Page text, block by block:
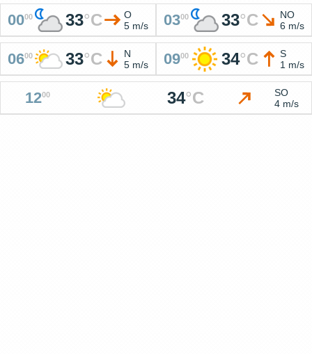
0000 33°C
O
5 m/s
0300 33°C
NO
6 m/s
0600 33°C
N
5 m/s
0900 34°C
S
1 m/s
1200 34°C
SO
4 m/s